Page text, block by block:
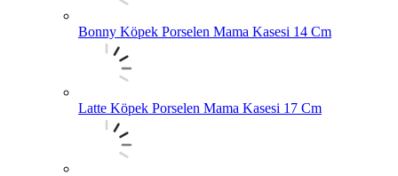
Bonny Köpek Porselen Mama Kasesi 14 Cm
Latte Köpek Porselen Mama Kasesi 17 Cm